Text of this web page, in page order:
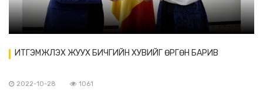
ИТГЭМЖЛЭХ ЖУУХ БИЧГИЙН ХУВИЙГ ӨРГӨН БАРИВ
2022-10-28 1061